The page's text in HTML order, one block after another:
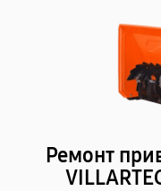
Ремонт